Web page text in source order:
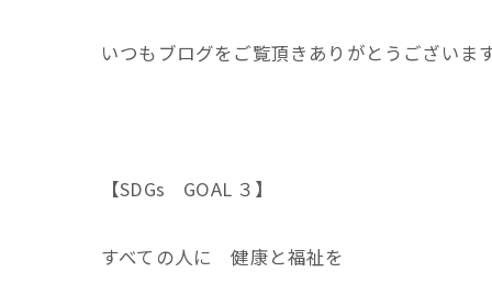
いつもブログをご覧頂きありがとうございま
【SDGs GOAL ３】
すべての人に 健康と福祉を